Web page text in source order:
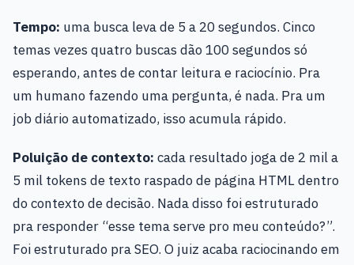
Tempo: uma busca leva de 5 a 20 segundos. Cinco
temas vezes quatro buscas dão 100 segundos só
esperando, antes de contar leitura e raciocínio. Pra
um humano fazendo uma pergunta, é nada. Pra um
job diário automatizado, isso acumula rápido.
Poluição de contexto: cada resultado joga de 2 mil a
5 mil tokens de texto raspado de página HTML dentro
do contexto de decisão. Nada disso foi estruturado
pra responder “esse tema serve pro meu conteúdo?”.
Foi estruturado pra SEO. O juiz acaba raciocinando em